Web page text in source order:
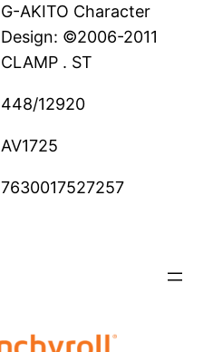
G-AKITO Character
Design: ©2006-2011
CLAMP . ST
448/12920
AV1725
7630017527257